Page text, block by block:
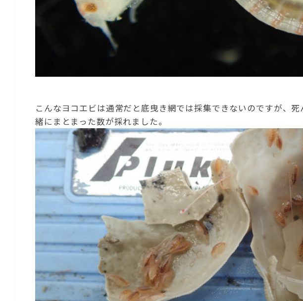
こんなヨコエビは通常だと底曳き網では採集できないのですが、
緒にまとまった数が採れました。